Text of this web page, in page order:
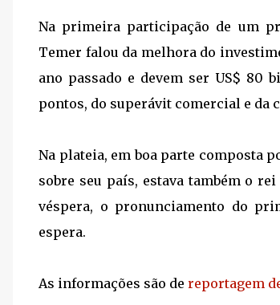
Na primeira participação de um
Temer falou da melhora do
ano passado e devem ser US$ 80
pontos, do superávit comercial e da
Na plateia, em boa parte composta
sobre seu país, estava também o
véspera, o pronunciamento do
espera.
As informações são de reportagem